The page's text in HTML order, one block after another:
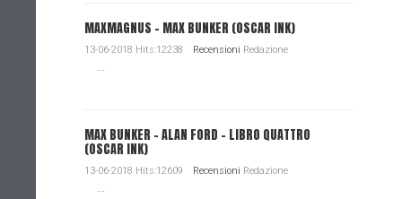
MAXMAGNUS – MAX BUNKER (OSCAR INK)
13-06-2018 Hits:12238 Recensioni Redazione
...
MAX BUNKER – ALAN FORD – LIBRO QUATTRO
(OSCAR INK)
13-06-2018 Hits:12609 Recensioni Redazione
...